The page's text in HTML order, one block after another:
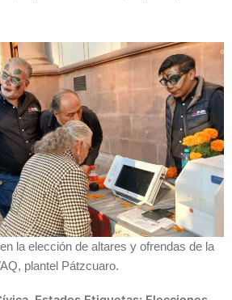
la elección de altares y ofrendas de la
plantel Pátzcuaro.